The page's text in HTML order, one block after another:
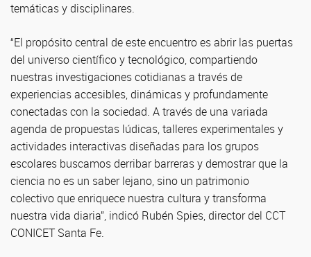
temáticas y disciplinares.
“El propósito central de este encuentro es abrir las puertas
del universo científico y tecnológico, compartiendo
nuestras investigaciones cotidianas a través de
experiencias accesibles, dinámicas y profundamente
conectadas con la sociedad. A través de una variada
agenda de propuestas lúdicas, talleres experimentales y
actividades interactivas diseñadas para los grupos
escolares buscamos derribar barreras y demostrar que la
ciencia no es un saber lejano, sino un patrimonio
colectivo que enriquece nuestra cultura y transforma
nuestra vida diaria”, indicó Rubén Spies, director del CCT
CONICET Santa Fe.